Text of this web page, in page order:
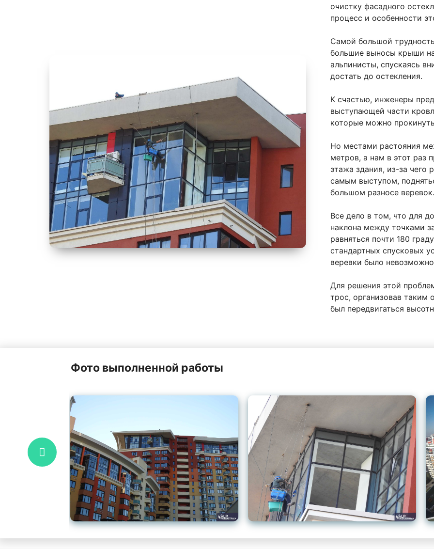
очистку фасадного
процесс и особенности
Самой большой
большие выносы крыши
альпинисты, спускаясь
достать до остекления.
К счастью, инженеры
выступающей части
которые можно
Но местами растояния
метров, а нам в этот раз
этажа здания, из-за
самым выступом,
большом разносе веревок.
Все дело в том, что для
наклона между точками
равняться почти 180
стандартных спусковых
веревки было
Для решения этой
трос, организовав таким
был передвигаться
Фото выполненной работы